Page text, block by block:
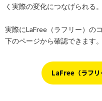
く実際の変化につなげられる。
実際にLaFree（ラフリー）の
下のページから確認できます。
LaFree（ラフリ